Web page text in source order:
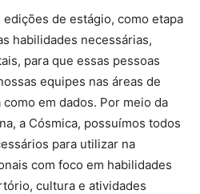
de estágio, como etapa
habilidades necessárias,
para que essas pessoas
equipes nas áreas de
em dados. Por meio da
a Cósmica, possuímos todos
para utilizar na
com foco em habilidades
cultura e atividades